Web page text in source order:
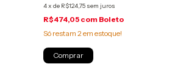
4x de R$124,75 sem juros
R$474,05 com Boleto
Só restam 2em estoque!